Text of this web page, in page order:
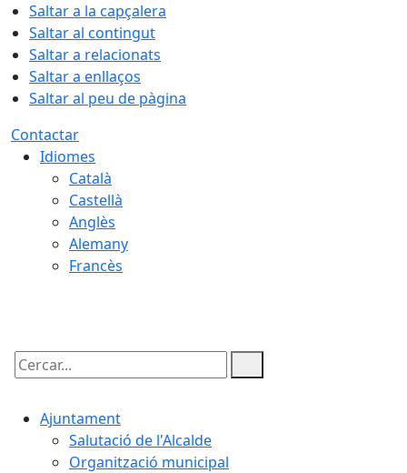
Saltar a la capçalera
Saltar al contingut
Saltar a relacionats
Saltar a enllaços
Saltar al peu de pàgina
Contactar
Idiomes
Català
Castellà
Anglès
Alemany
Francès
Cercar:
Ajuntament
Salutació de l'Alcalde
Organització municipal